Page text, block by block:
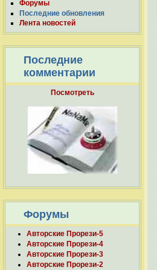
Форумы
Последние обновления
Лента новостей
Последние
комментарии
Посмотреть
Форумы
Авторские Прорези-5
Авторские Прорези-4
Авторские Прорези-3
Авторские Прорези-2